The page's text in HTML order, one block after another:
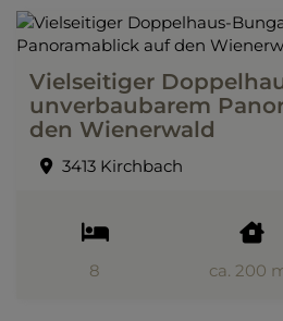
Vielseitiger
unverbaubarem
den Wienerwald
3413 Kirchbach
8 ca. 200